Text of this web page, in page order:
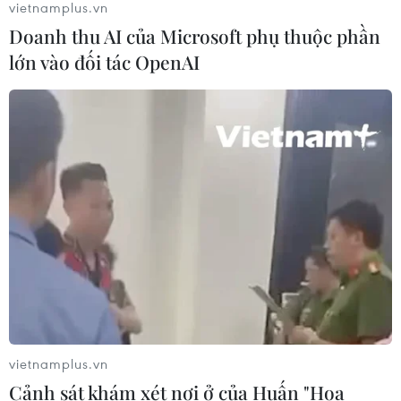
Hưng Yên chuyển trụ sở dôi dư
thành trường học, mở rộng không
gian giáo dục
Bảo đảm ngày khai giảng thực sự là
ngày hội của học sinh và giáo viên
04/08/2026 22:42
Phát động giải báo chí toàn quốc "Vì
sự nghiệp Giáo dục Việt Nam" năm
vietnamplus.vn
Doanh thu AI của Microsoft phụ thuộc phần
lớn vào đối tác OpenAI
vietnamplus.vn
Cảnh sát khám xét nơi ở của Huấn "Hoa